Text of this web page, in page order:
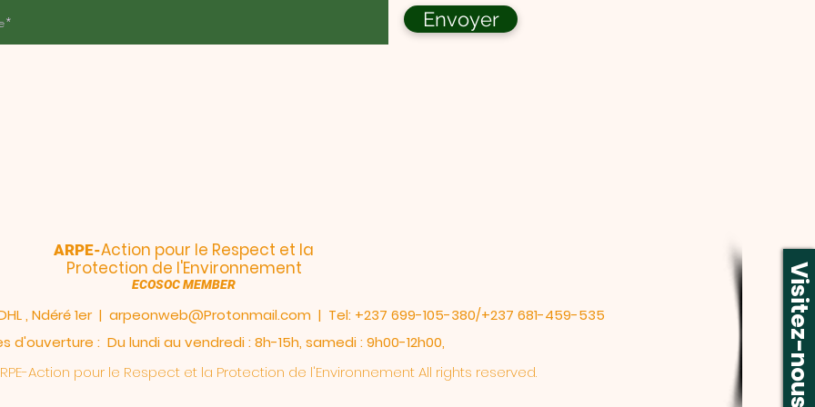
Envoyer
Visitez-nous
ARPE-Action pour le Respect et la
Protection de l'Environnement
ECOSOC MEMBER
, Ndéré 1er | arpeonweb@Protonmail.com | Tel: +237 699-105-380/+237 681-459-535
d'ouverture : Du lundi au vendredi : 8h-15h, samedi : 9h00-12h00,
Action pour le Respect et la Protection de l'EnvironnementAll rights reserved.